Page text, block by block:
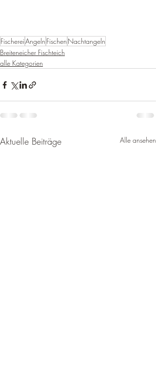
FischereiAngeln Fischen Nachtangeln
Breiteneicher Fischteich
alle Kategorien
Aktuelle Beiträge Alle ansehen